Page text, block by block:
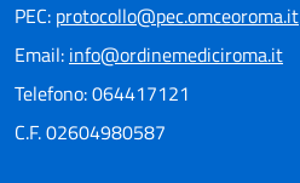
PEC: protocollo@pec.omceoroma.it
Email: info@ordinemediciroma.it
Telefono: 064417121
C.F. 02604980587